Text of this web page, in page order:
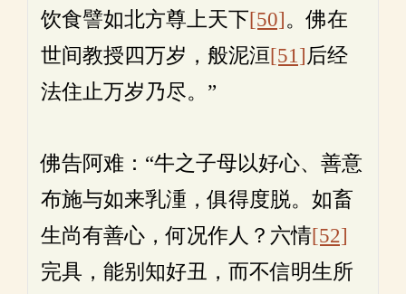
饮食譬如北方尊上天下[50]。佛在
世间教授四万岁，般泥洹[51]后经
法住止万岁乃尽。”
佛告阿难：“牛之子母以好心、善意
布施与如来乳湩，俱得度脱。如畜
生尚有善心，何况作人？六情[52]
完具，能别知好丑，而不信明生所